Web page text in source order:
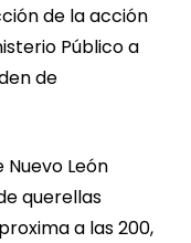
de la acción
Público a
de
Nuevo León
querellas
a las 200,